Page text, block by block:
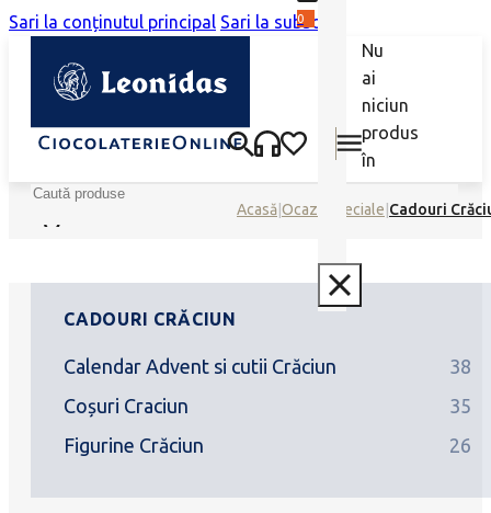
Sari la conținutul principal Sari la subsol
0
Nu
ai
niciun
produs
în
coș.
Caută
Acasă Ocazii speciale Cadouri
CADOURI CRĂCIUN
Calendar Advent si cutii Crăciun
38
Coșuri Craciun
35
Figurine Crăciun
26